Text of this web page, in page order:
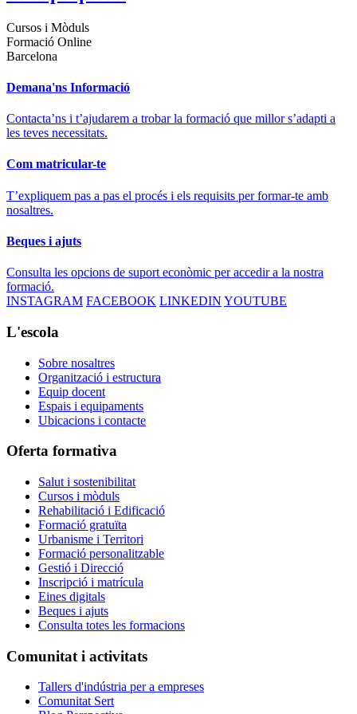
Cursos i Mòduls
Formació Online
Barcelona
Demana'ns Informació
Contacta’ns i t’ajudarem a trobar la formació que millor s’adapti a
les teves necessitats.
Com matricular-te
T’expliquem pas a pas el procés i els requisits per formar-te amb
nosaltres.
Beques i ajuts
Consulta les opcions de suport econòmic per accedir a la nostra
formació.
INSTAGRAM FACEBOOK LINKEDIN YOUTUBE
L'escola
Sobre nosaltres
Organització i estructura
Equip docent
Espais i equipaments
Ubicacions i contacte
Oferta formativa
Salut i sostenibilitat
Cursos i mòduls
Rehabilitació i Edificació
Formació gratuïta
Urbanisme i Territori
Formació personalitzable
Gestió i Direcció
Inscripció i matrícula
Eines digitals
Beques i ajuts
Consulta totes les formacions
Comunitat i activitats
Tallers d'indústria per a empreses
Comunitat Sert